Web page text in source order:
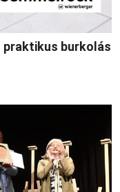
burkolás